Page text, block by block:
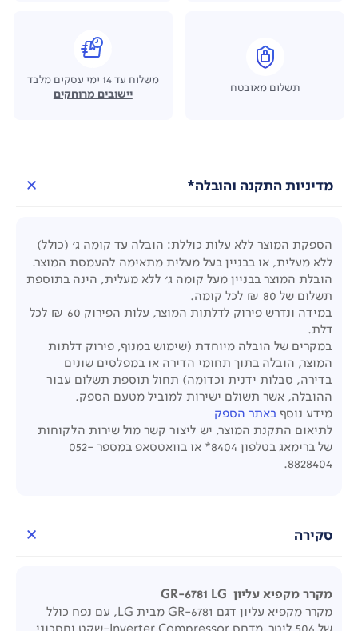
תשלום מאובטח
משלוח עד 14 ימי עסקים מלבד
יישובים מרוחקים
מדיניות התקנה והובלה*
הספקת המוצר ללא עלות כוללת: הובלה עד קומה ג' (כולל)
ללא מעלית, או בבניין בעל מעלית מתאימה להעמסת המוצר.
הובלת המוצר בבניין מעל קומה ג' ללא מעלית, הינה בתוספת
תשלום של 80 ₪ לכל קומה.
במידה ונדרש פירוק לדלתות המוצר, עלות הפירוק 60 ₪ לכל
דלת.
במקרים של הובלה מיוחדת (שימוש במנוף, פירוק דלתות
המוצר, הובלה בתוך תחומי הדירה או במפלסים שונים
בדירה, סבלות ידנית וכדומה) תחול תוספת תשלום עבור
ההובלה, אשר תשולם ישירות למוביל מטעם הספק.
מידע נוסף באתר הספק
לתיאום התקנת המוצר, יש ליצור קשר מול שירות הלקוחות
של ברימאג בטלפון 8404* או בוואטסאפ במספר 052-
8828404.
סקירה
מקרר מקפיא עליון GR-6781 LG
מקרר מקפיא עליון דגם GR-6781 מבית LG, עם נפח כולל